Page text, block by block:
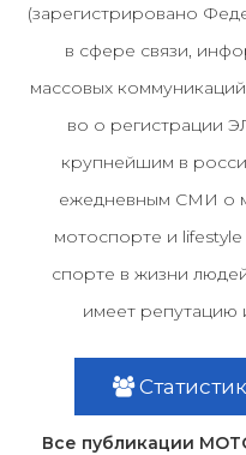
(зарегистрировано
в сфере связи,
массовых
во о регистрации
крупнейшим в
ежедневным СМИ о
мотоспорте и
спорте в жизни
имеет репутацию
Все публикации